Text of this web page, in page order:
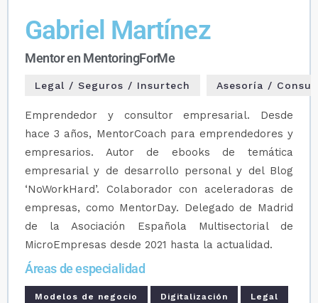
Gabriel Martínez
Mentor en MentoringForMe
Legal / Seguros / Insurtech Asesoría /
Emprendedor y consultor empresarial. Desde
hace 3 años, MentorCoach para emprendedores y
empresarios. Autor de ebooks de temática
empresarial y de desarrollo personal y del Blog
‘NoWorkHard’. Colaborador con aceleradoras de
empresas, como MentorDay. Delegado de Madrid
de la Asociación Española Multisectorial de
MicroEmpresas desde 2021 hasta la actualidad.
Áreas de especialidad
Modelos de negocio Digitalización Legal